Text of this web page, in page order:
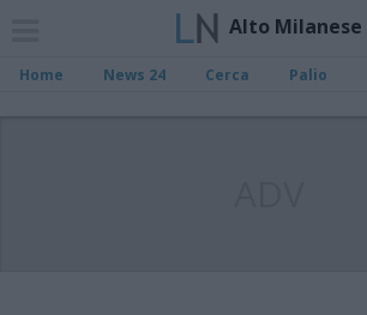
Alto Milanese
Home News 24 Cerca Palio